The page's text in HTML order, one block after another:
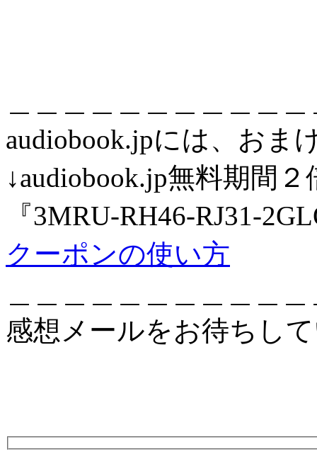
audiobook.jpには、おま
↓audiobook.jp無料期間
『3MRU-RH46-RJ31-
クーポンの使い方
感想メールをお待ちし